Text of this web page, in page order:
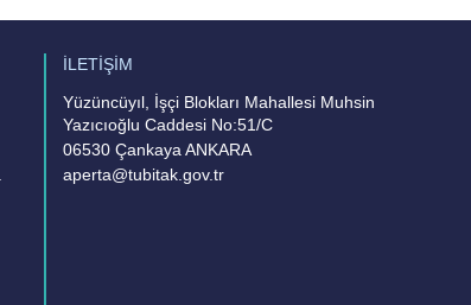
İLETİŞİM
Yüzüncüyıl, İşçi Blokları Mahallesi Muhsin
Yazıcıoğlu Caddesi No:51/C
06530 Çankaya ANKARA
aperta@tubitak.gov.tr